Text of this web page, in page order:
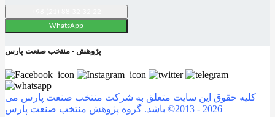
WhatsApp
پژوهش - منتخب صنعت پارس
کلیه حقوق این سایت متعلق به شرکت منتخب صنعت پارس می
©2013 - 2026